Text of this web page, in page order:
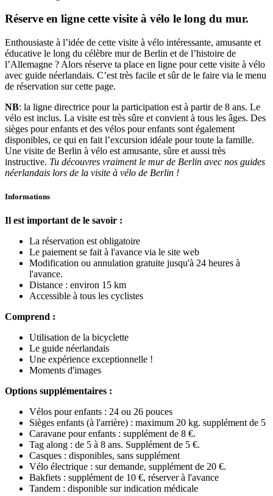
Réserve en ligne cette visite à vélo le long du mur.
Enthousiaste à l’idée de cette visite à vélo intéressante, amusante et
éducative le long du célèbre mur de Berlin et de l’histoire de
l’Allemagne ? Alors réserve ta place en ligne pour cette visite à vélo
avec guide néerlandais. C’est très facile et sûr de le faire via le menu
de réservation sur cette page.
NB: la ligne directrice pour la participation est à partir de 8 ans. Le
vélo est inclus. La visite est très sûre et convient à tous les âges. Des
sièges pour enfants et des vélos pour enfants sont également
disponibles, ce qui en fait l’excursion idéale pour toute la famille.
Une visite de Berlin à vélo est amusante, sûre et aussi très
instructive. Tu découvres vraiment le mur de Berlin avec nos guides
néerlandais lors de la visite à vélo de Berlin !
Informations
Il est important de le savoir :
La réservation est obligatoire
Le paiement se fait à l'avance via le site web
Modification ou annulation gratuite jusqu'à 24 heures à
l'avance.
Distance : environ 15 km
Accessible à tous les cyclistes
Comprend :
Utilisation de la bicyclette
Le guide néerlandais
Une expérience exceptionnelle !
Moments d'images
Options supplémentaires :
Vélos pour enfants : 24 ou 26 pouces
Sièges enfants (à l'arrière) : maximum 20 kg. supplément de 5
Caravane pour enfants : supplément de 8 €.
Tag along : de 5 à 8 ans. Supplément de 5 €.
Casques : disponibles, sans supplément
Vélo électrique : sur demande, supplément de 20 €.
Bakfiets : supplément de 10 €, réserver à l'avance
Tandem : disponible sur indication médicale